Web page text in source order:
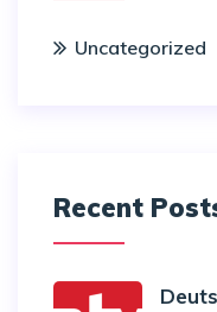
Uncategorized
Recent